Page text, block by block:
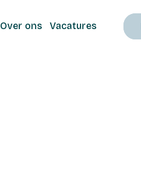
Over ons Vacatures